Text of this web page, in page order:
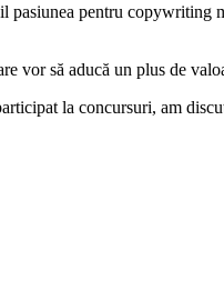
pentru copywriting
vor să aducă un plus de
la concursuri, am